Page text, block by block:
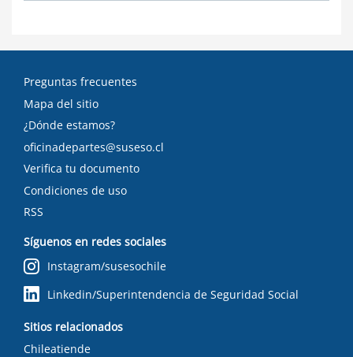
Preguntas frecuentes
Mapa del sitio
¿Dónde estamos?
oficinadepartes@suseso.cl
Verifica tu documento
Condiciones de uso
RSS
Síguenos en redes sociales
Instagram/susesochile
Linkedin/Superintendencia de Seguridad Social
Sitios relacionados
Chileatiende